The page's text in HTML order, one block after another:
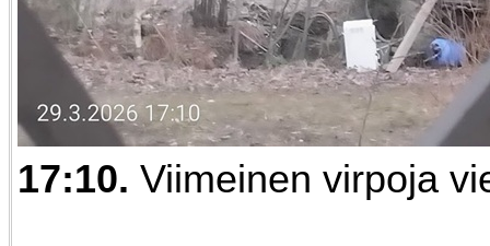
17:10. Viimeinen virpoja